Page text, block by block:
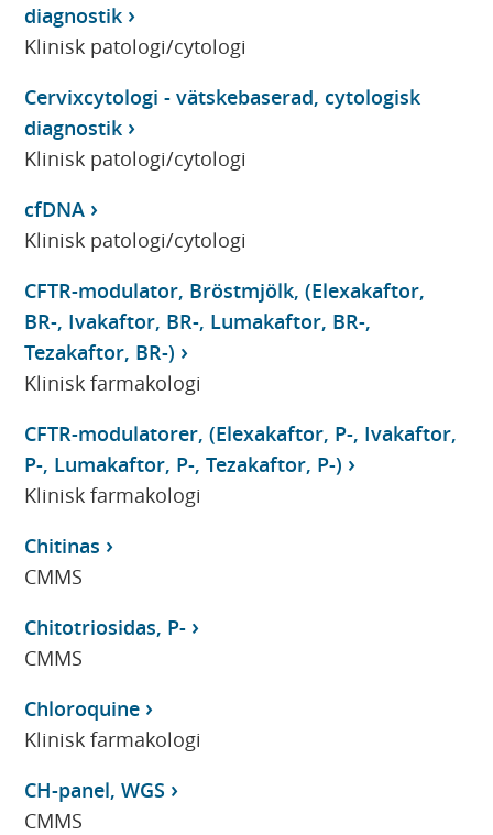
diagnostik
Klinisk patologi/cytologi
Cervixcytologi - vätskebaserad, cytologisk
diagnostik
Klinisk patologi/cytologi
cfDNA
Klinisk patologi/cytologi
CFTR-modulator, Bröstmjölk, (Elexakaftor,
BR-, Ivakaftor, BR-, Lumakaftor, BR-,
Tezakaftor, BR-)
Klinisk farmakologi
CFTR-modulatorer, (Elexakaftor, P-, Ivakaftor,
P-, Lumakaftor, P-, Tezakaftor, P-)
Klinisk farmakologi
Chitinas
CMMS
Chitotriosidas, P-
CMMS
Chloroquine
Klinisk farmakologi
CH-panel, WGS
CMMS